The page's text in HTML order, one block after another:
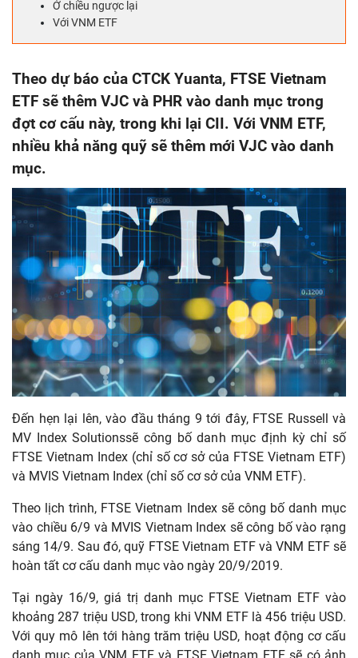
Ở chiều ngược lại
Với VNM ETF
Theo dự báo của CTCK Yuanta, FTSE Vietnam
ETF sẽ thêm VJC và PHR vào danh mục trong
đợt cơ cấu này, trong khi lại CII. Với VNM ETF,
nhiều khả năng quỹ sẽ thêm mới VJC vào danh
mục.
Đến hẹn lại lên, vào đầu tháng 9 tới đây, FTSE Russell và
MV Index Solutionssẽ công bố danh mục định kỳ chỉ số
FTSE Vietnam Index (chỉ số cơ sở của FTSE Vietnam ETF)
và MVIS Vietnam Index (chỉ số cơ sở của VNM ETF).
Theo lịch trình, FTSE Vietnam Index sẽ công bố danh mục
vào chiều 6/9 và MVIS Vietnam Index sẽ công bố vào rạng
sáng 14/9. Sau đó, quỹ FTSE Vietnam ETF và VNM ETF sẽ
hoàn tất cơ cấu danh mục vào ngày 20/9/2019.
Tại ngày 16/9, giá trị danh mục FTSE Vietnam ETF vào
khoảng 287 triệu USD, trong khi VNM ETF là 456 triệu USD.
Với quy mô lên tới hàng trăm triệu USD, hoạt động cơ cấu